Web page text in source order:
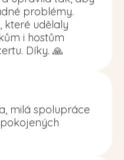
problémy.
které udělaly
i hostům
Díky. 🙏
milá spolupráce